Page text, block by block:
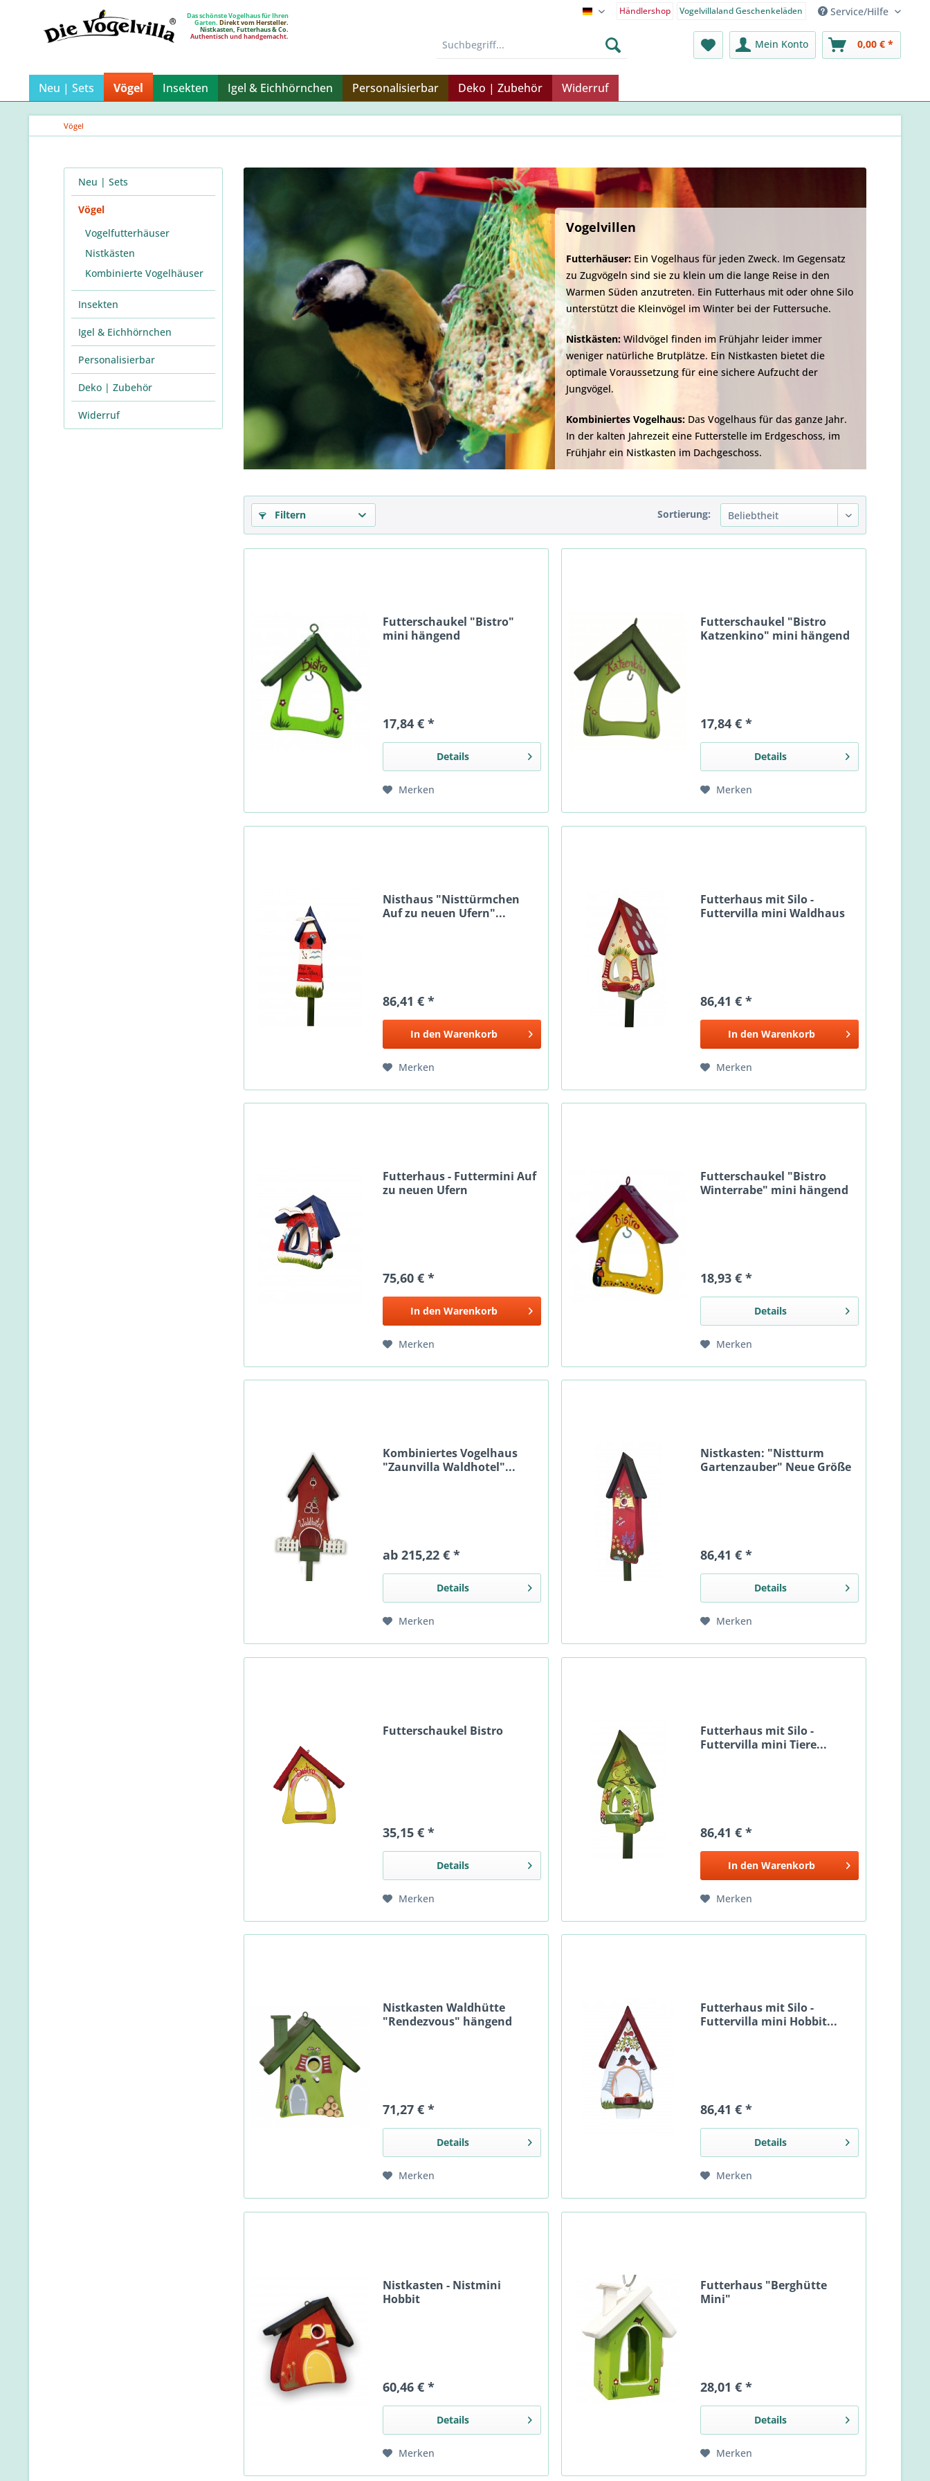
Endkunden-Shop - Deutsch
Händlershop Vogelvillaland Geschenkeläden Service/Hilfe
Das schönste Vogelhaus für Ihren
Garten. Direkt vom Hersteller.
Nistkasten, Futterhaus & Co.
Authentisch und handgemacht.
Mein Konto 0,00 € *
Neu | Sets Vögel Insekten Igel & Eichhörnchen Personalisierbar Deko | Zubehör Widerruf
Vögel
Neu | Sets
Vögel
Vogelfutterhäuser
Nistkästen
Kombinierte Vogelhäuser
Insekten
Igel & Eichhörnchen
Personalisierbar
Deko | Zubehör
Widerruf
Vogelvillen
Futterhäuser: Ein Vogelhaus für jeden Zweck. Im Gegensatz
zu Zugvögeln sind sie zu klein um die lange Reise in den
Warmen Süden anzutreten. Ein Futterhaus mit oder ohne Silo
unterstützt die Kleinvögel im Winter bei der Futtersuche.
Nistkästen: Wildvögel finden im Frühjahr leider immer
weniger natürliche Brutplätze. Ein Nistkasten bietet die
optimale Voraussetzung für eine sichere Aufzucht der
Jungvögel.
Kombiniertes Vogelhaus: Das Vogelhaus für das ganze Jahr.
In der kalten Jahrezeit eine Futterstelle im Erdgeschoss, im
Frühjahr ein Nistkasten im Dachgeschoss.
Filtern Sortierung:
Futterschaukel "Bistro"
mini hängend
17,84 € *
Details
Merken
Futterschaukel "Bistro
Katzenkino" mini hängend
17,84 € *
Details
Merken
Nisthaus "Nisttürmchen
Auf zu neuen Ufern"...
86,41 € *
In den Warenkorb
Merken
Futterhaus mit Silo -
Futtervilla mini Waldhaus
86,41 € *
In den Warenkorb
Merken
Futterhaus - Futtermini Auf
zu neuen Ufern
75,60 € *
In den Warenkorb
Merken
Futterschaukel "Bistro
Winterrabe" mini hängend
18,93 € *
Details
Merken
Kombiniertes Vogelhaus
"Zaunvilla Waldhotel"...
ab 215,22 € *
Details
Merken
Nistkasten: "Nistturm
Gartenzauber" Neue Größe
86,41 € *
Details
Merken
Futterschaukel Bistro
35,15 € *
Details
Merken
Futterhaus mit Silo -
Futtervilla mini Tiere...
86,41 € *
In den Warenkorb
Merken
Nistkasten Waldhütte
"Rendezvous" hängend
71,27 € *
Details
Merken
Futterhaus mit Silo -
Futtervilla mini Hobbit...
86,41 € *
Details
Merken
Nistkasten - Nistmini
Hobbit
60,46 € *
Details
Merken
Futterhaus "Berghütte
Mini"
28,01 € *
Details
Merken